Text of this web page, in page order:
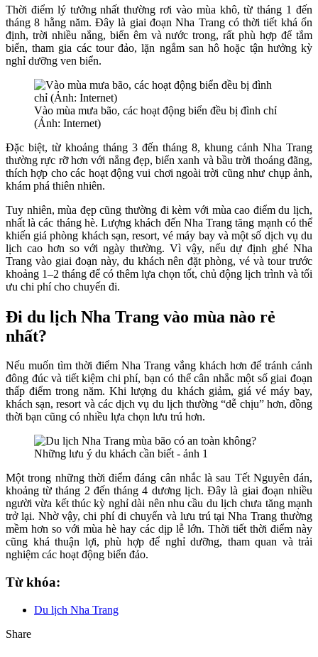
Thời điểm lý tưởng nhất thường rơi vào mùa khô, từ tháng 1 đến
tháng 8 hằng năm. Đây là giai đoạn Nha Trang có thời tiết khá ổn
định, trời nhiều nắng, biển êm và nước trong, rất phù hợp để tắm
biển, tham gia các tour đảo, lặn ngắm san hô hoặc tận hưởng kỳ
nghỉ dưỡng ven biển.
Vào mùa mưa bão, các hoạt động biển đều bị đình chỉ
(Ảnh: Internet)
Đặc biệt, từ khoảng tháng 3 đến tháng 8, khung cảnh Nha Trang
thường rực rỡ hơn với nắng đẹp, biển xanh và bầu trời thoáng đãng,
thích hợp cho các hoạt động vui chơi ngoài trời cũng như chụp ảnh,
khám phá thiên nhiên.
Tuy nhiên, mùa đẹp cũng thường đi kèm với mùa cao điểm du lịch,
nhất là các tháng hè. Lượng khách đến Nha Trang tăng mạnh có thể
khiến giá phòng khách sạn, resort, vé máy bay và một số dịch vụ du
lịch cao hơn so với ngày thường. Vì vậy, nếu dự định ghé Nha
Trang vào giai đoạn này, du khách nên đặt phòng, vé và tour trước
khoảng 1–2 tháng để có thêm lựa chọn tốt, chủ động lịch trình và tối
ưu chi phí cho chuyến đi.
Đi du lịch Nha Trang vào mùa nào rẻ
nhất?
Nếu muốn tìm thời điểm Nha Trang vắng khách hơn để tránh cảnh
đông đúc và tiết kiệm chi phí, bạn có thể cân nhắc một số giai đoạn
thấp điểm trong năm. Khi lượng du khách giảm, giá vé máy bay,
khách sạn, resort và các dịch vụ du lịch thường “dễ chịu” hơn, đồng
thời bạn cũng có nhiều lựa chọn lưu trú hơn.
Một trong những thời điểm đáng cân nhắc là sau Tết Nguyên đán,
khoảng từ tháng 2 đến tháng 4 dương lịch. Đây là giai đoạn nhiều
người vừa kết thúc kỳ nghỉ dài nên nhu cầu du lịch chưa tăng mạnh
trở lại. Nhờ vậy, chi phí di chuyển và lưu trú tại Nha Trang thường
mềm hơn so với mùa hè hay các dịp lễ lớn. Thời tiết thời điểm này
cũng khá thuận lợi, phù hợp để nghỉ dưỡng, tham quan và trải
nghiệm các hoạt động biển đảo.
Từ khóa:
Du lịch Nha Trang
Share